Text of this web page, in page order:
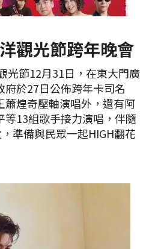
觀光節跨年晚會
光節12月31日，在東大門廣
府於27日公佈跨年卡司名
蕭煌奇壓軸演唱外，還有阿
等13組歌手接力演唱，伴隨
準備與民眾一起HIGH翻花